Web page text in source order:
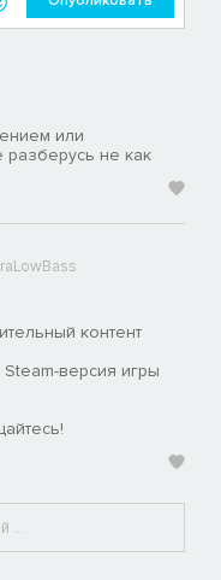
или
разберусь не как
контент
Steam-версия игры